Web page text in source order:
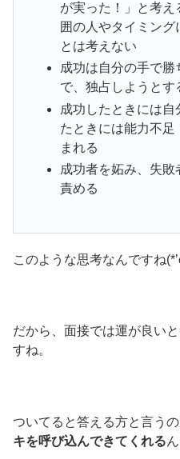
が実った！」と考え
囲の人やタイミング
とは考えない
成功は自分の手で
で、独占しようとす
成功したときには
たときには能力不
まれる
成功者を妬み、失敗
責める
このような思考なんですね
だから、面接では運が良い
すね。
ついてると答える方と言う
キを呼び込んできてくれる